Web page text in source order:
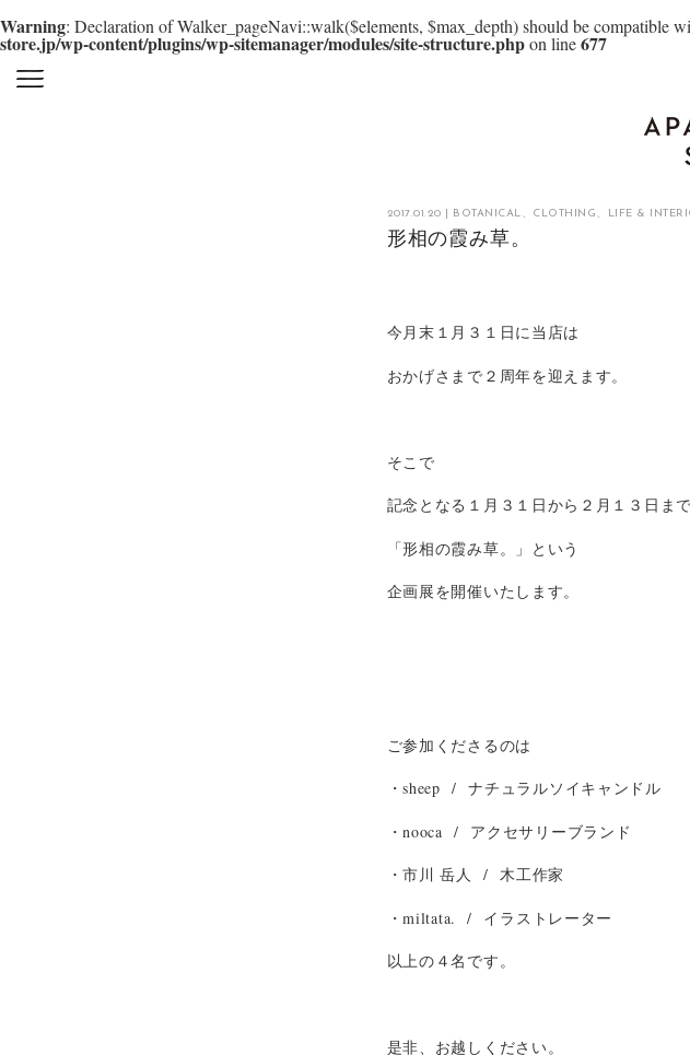
Warning: Declaration of Walker_pageNavi::walk($elements, $max_depth) should be compatible
store.jp/wp-content/plugins/wp-sitemanager/modules/site-structure.phpon line677
2017.01.20 BOTANICAL、 CLOTHING、 LIFE &
形相の霞み草。
今月末１月３１日に当店は
おかげさまで２周年を迎えます。
そこで
記念となる１月３１日から２月１３日まで
「形相の霞み草。」という
企画展を開催いたします。
ご参加くださるのは
・sheep / ナチュラルソイキャンドル
・nooca / アクセサリーブランド
・市川 岳人 / 木工作家
・miltata. / イラストレーター
以上の４名です。
是非、お越しください。